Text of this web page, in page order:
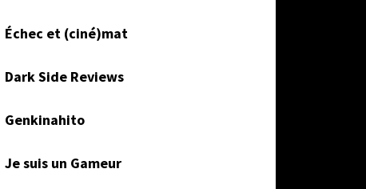
Échec et (ciné)mat
Dark Side Reviews
Genkinahito
Je suis un Gameur